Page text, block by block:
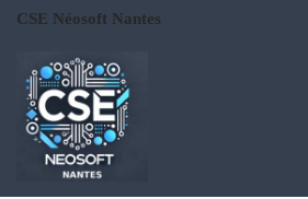
au
contenu
CSE Néosoft Nantes